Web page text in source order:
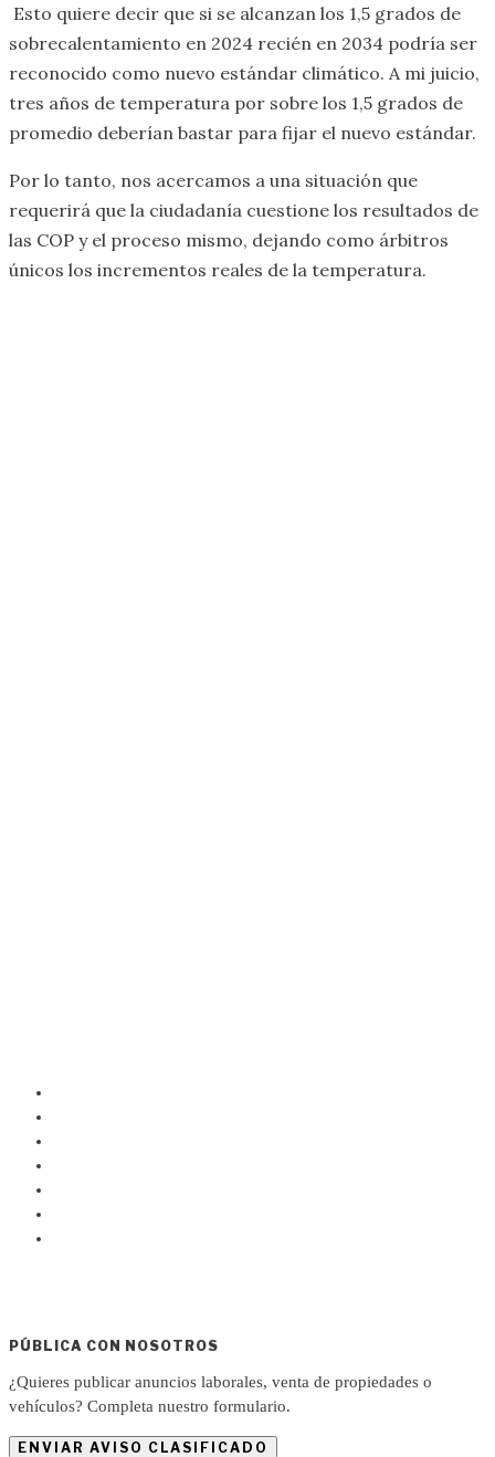
Esto quiere decir que si se alcanzan los 1,5 grados de
sobrecalentamiento en 2024 recién en 2034 podría ser
reconocido como nuevo estándar climático. A mi juicio,
tres años de temperatura por sobre los 1,5 grados de
promedio deberían bastar para fijar el nuevo estándar.
Por lo tanto, nos acercamos a una situación que
requerirá que la ciudadanía cuestione los resultados de
las COP y el proceso mismo, dejando como árbitros
únicos los incrementos reales de la temperatura.
PÚBLICA CON NOSOTROS
¿Quieres publicar anuncios laborales, venta de propiedades o
vehículos? Completa nuestro formulario.
ENVIAR AVISO CLASIFICADO